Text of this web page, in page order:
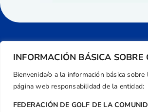
INFORMACIÓN BÁSICA SOBRE
Bienvenida/o a la información básica sobre
página web responsabilidad de la entidad:
FEDERACIÓN DE GOLF DE LA